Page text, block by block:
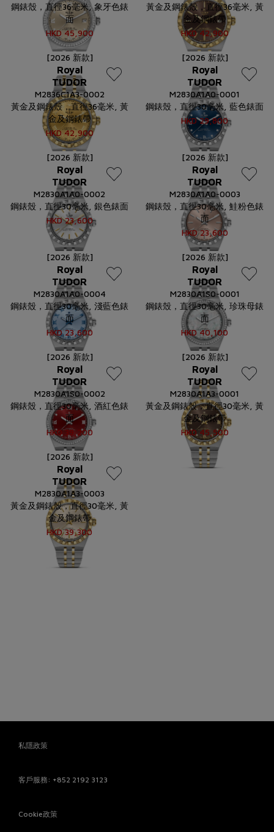
鋼錶殼，直徑36毫米, 象牙色錶
面
HKD45,900
黃金及鋼錶殼，直徑36毫米, 黃
金及鋼錶帶
HKD42,900
[2026 新款]
Royal
TUDOR
M2836C1A3-0002
黃金及鋼錶殼，直徑36毫米, 黃
金及鋼錶帶
HKD42,900
[2026 新款]
Royal
TUDOR
M2830A1A0-0001
鋼錶殼，直徑30毫米, 藍色錶面
HKD29,800
[2026 新款]
Royal
TUDOR
M2830A1A0-0002
鋼錶殼，直徑30毫米, 銀色錶面
HKD23,600
[2026 新款]
Royal
TUDOR
M2830A1A0-0003
鋼錶殼，直徑30毫米, 鮭粉色錶
面
HKD23,600
[2026 新款]
Royal
TUDOR
M2830A1A0-0004
鋼錶殼，直徑30毫米, 淺藍色錶
面
HKD23,600
[2026 新款]
Royal
TUDOR
M2830A1S0-0001
鋼錶殼，直徑30毫米, 珍珠母錶
面
HKD40,100
[2026 新款]
Royal
TUDOR
M2830A1S0-0002
鋼錶殼，直徑30毫米, 酒紅色錶
面
HKD39,200
[2026 新款]
Royal
TUDOR
M2830A1A3-0001
黃金及鋼錶殼，直徑30毫米, 黃
金及鋼錶帶
HKD45,500
[2026 新款]
Royal
TUDOR
M2830A1A3-0003
黃金及鋼錶殼，直徑30毫米, 黃
金及鋼錶帶
HKD39,300
私隱政策
客戶服務: +852 2192 3123
Cookie政策